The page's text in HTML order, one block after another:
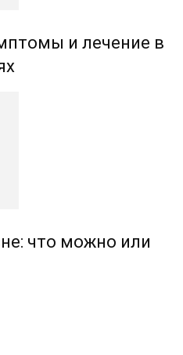
и лечение в
что можно или